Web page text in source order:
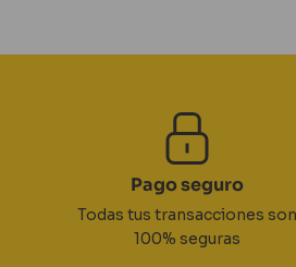
Pago seguro
Todas tus transacciones son
100% seguras